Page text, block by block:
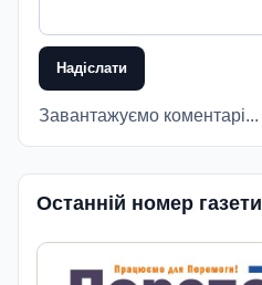
Надіслати
Завантажуємо коментарі...
Останній номер газети